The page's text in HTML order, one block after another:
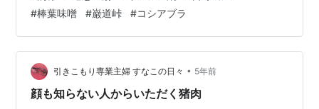
た。 とりあえず、朝食。もちろん棒葉味噌です。 コシア
ブラのきんぴら風がとっても美味しかったです！一人で
半分くらい食べちゃいました。 自転車は早々にあきらめ
て、Aさんに自転車を運んでいただき、Sさんの車で駅ま
で載せてもらうことに。 3台はそのまま、左の輪行袋が
私の自転車です。これに運転者…
#棒葉味噌 #巌道峠 #コシアブラ
引きこもり専業主婦 すなこの日々 • 5年前
顔も知らない人からいただく猪肉